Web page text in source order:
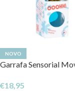
NOVO
Garrafa Sensorial
€18,95